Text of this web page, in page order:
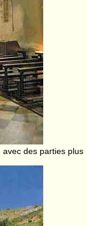
des parties plus